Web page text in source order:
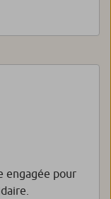
engagée pour